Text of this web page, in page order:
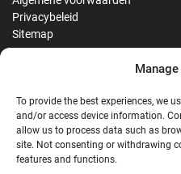
To provide the best experiences, we
and/or access device information.
allow us to process data such as
site. Not consenting or withdrawing
features and functions.
Privacybeleid
Sitemap
G Google Reviews